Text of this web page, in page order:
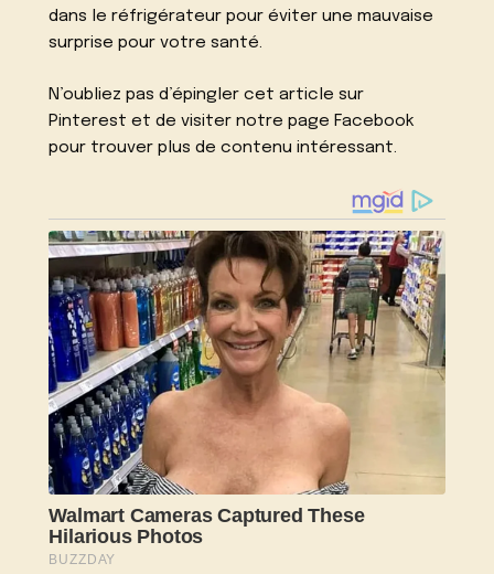
dans le réfrigérateur pour éviter une mauvaise
surprise pour votre santé.
N’oubliez pas d’épingler cet article sur
Pinterest et de visiter notre page Facebook
pour trouver plus de contenu intéressant.